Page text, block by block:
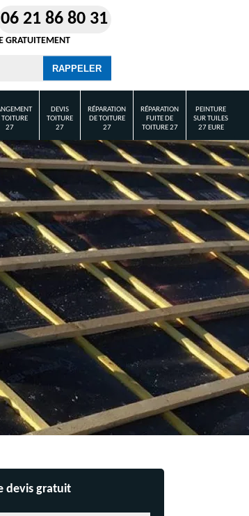
06 21 86 80 31
GRATUITEMENT
TOITURE
27
DEVIS
TOITURE
27
RÉPARATION
DE TOITURE
27
RÉPARATION
FUITE DE
TOITURE 27
PEINTURE
SUR TUILES
27 EURE
devis gratuit